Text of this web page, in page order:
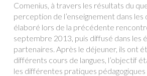
Comenius, à travers les résultats du
perception de l’enseignement dans
élaboré lors de la précédente
septembre 2013, puis diffusé dans les
partenaires. Après le déjeuner, ils ont
différents cours de langues, l’objectif
les différentes pratiques pédagogiques